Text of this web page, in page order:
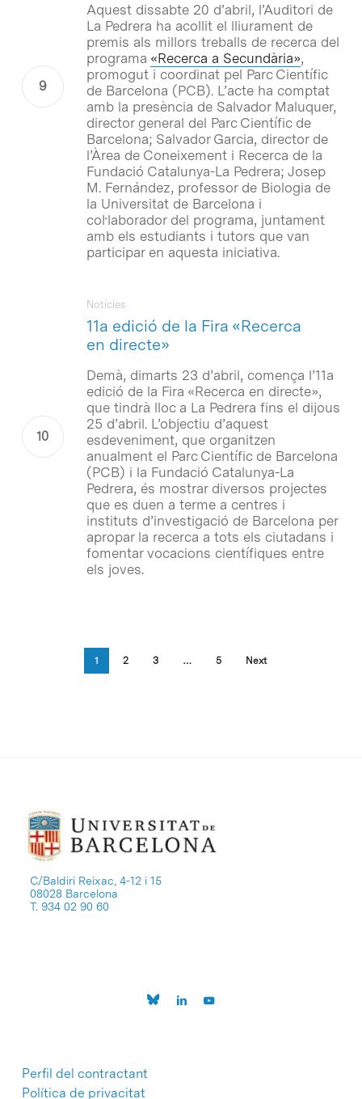
Aquest dissabte 20 d’abril, l’Auditori de
La Pedrera ha acollit el lliurament de
premis als millors treballs de recerca del
programa «Recerca a Secundària»,
promogut i coordinat pel Parc Científic
de Barcelona (PCB). L’acte ha comptat
amb la presència de Salvador Maluquer,
director general del Parc Científic de
Barcelona; Salvador Garcia, director de
l’Àrea de Coneixement i Recerca de la
Fundació Catalunya-La Pedrera; Josep
M. Fernández, professor de Biologia de
la Universitat de Barcelona i
col·laborador del programa, juntament
amb els estudiants i tutors que van
participar en aquesta iniciativa.
11a edició de la Fira «Recerca
en directe»
Notícies
Demà, dimarts 23 d’abril, comença l’11a
edició de la Fira «Recerca en directe»,
que tindrà lloc a La Pedrera fins el dijous
25 d’abril. L’objectiu d’aquest
esdeveniment, que organitzen
anualment el Parc Científic de Barcelona
(PCB) i la Fundació Catalunya-La
Pedrera, és mostrar diversos projectes
que es duen a terme a centres i
instituts d’investigació de Barcelona per
apropar la recerca a tots els ciutadans i
fomentar vocacions científiques entre
els joves.
1 2 3 … 5 Next
C/Baldiri Reixac, 4-12 i 15
08028 Barcelona
T. 934 02 90 60
Perfil del contractant
Política de privacitat